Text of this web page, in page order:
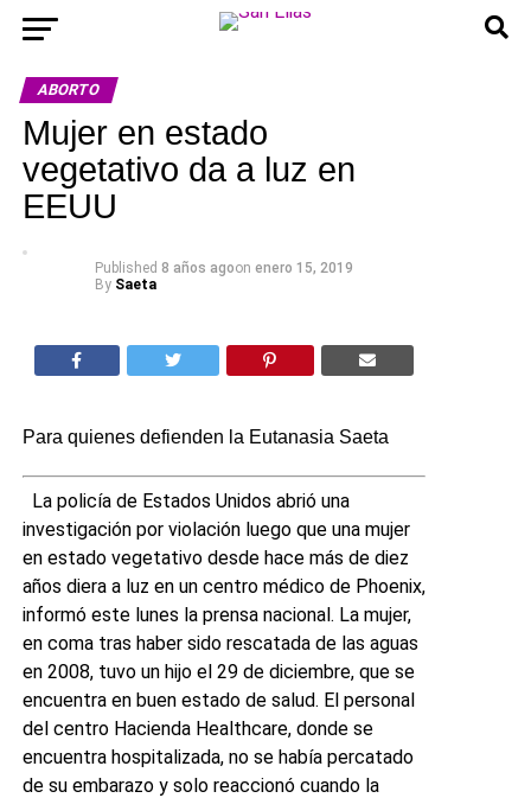
ABORTO
Mujer en estado
vegetativo da a luz en
EEUU
Published 8 años agoon enero 15, 2019
By Saeta
Para quienes defienden la Eutanasia Saeta
La policía de Estados Unidos abrió una
investigación por violación luego que una mujer
en estado vegetativo desde hace más de diez
años diera a luz en un centro médico de Phoenix,
informó este lunes la prensa nacional. La mujer,
en coma tras haber sido rescatada de las aguas
en 2008, tuvo un hijo el 29 de diciembre, que se
encuentra en buen estado de salud. El personal
del centro Hacienda Healthcare, donde se
encuentra hospitalizada, no se había percatado
de su embarazo y solo reaccionó cuando la